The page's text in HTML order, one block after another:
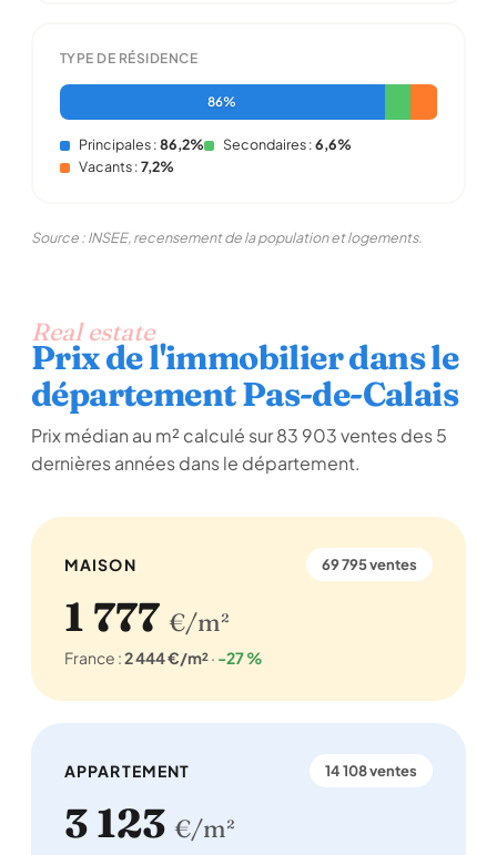
TYPE DE RÉSIDENCE
86%
Principales :86,2% Secondaires :6,6%
Vacants :7,2%
Source : INSEE, recensement de la population et logements.
Real estate
Prix de l'immobilier dans le
département Pas-de-Calais
Prix médian au m² calculé sur 83 903 ventes des 5
dernières années dans le département.
MAISON 69 795 ventes
1 777 €/m²
France :2 444 €/m²· -27 %
APPARTEMENT 14 108 ventes
3 123 €/m²